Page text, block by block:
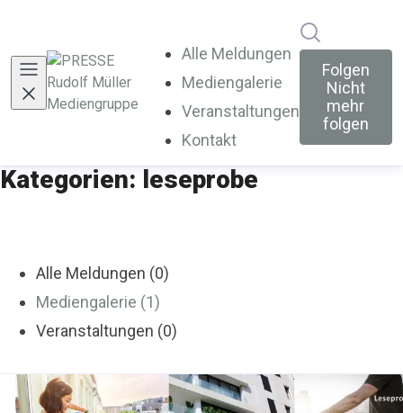
Alle Meldungen
Mediengalerie
Veranstaltungen
Kontakt
Folgen
Nicht
mehr
folgen
Kategorien: leseprobe
Alle Meldungen (0)
Mediengalerie (1)
Veranstaltungen (0)